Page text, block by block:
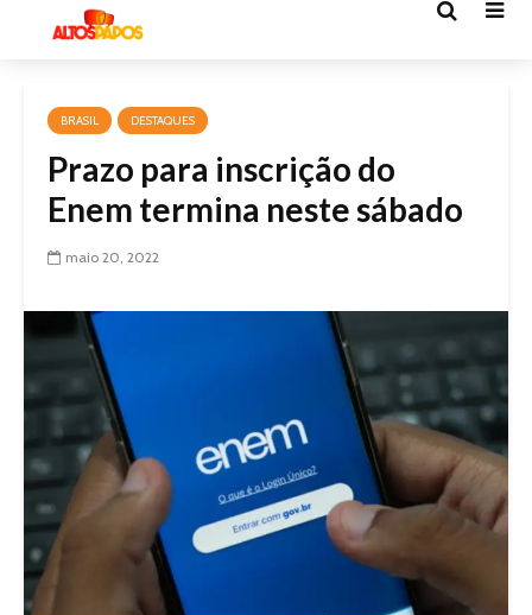
BRASIL DESTAQUES
Prazo para inscrição do
Enem termina neste sábado
maio 20, 2022